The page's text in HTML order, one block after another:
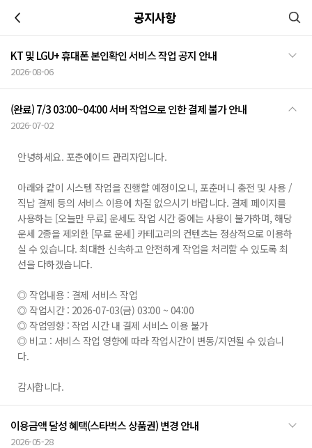
공지사항
KT 및 LGU+ 휴대폰 본인확인 서비스 작업 공지 안내
2026-08-06
(완료) 7/3 03:00~04:00 서버 작업으로 인한 결제 불가 안내
2026-07-02
안녕하세요. 포춘에이드 관리자입니다.
아래와 같이 시스템 작업을 진행할 예정이오니, 포춘머니 충전 및 사용 /
직납 결제 등의 서비스 이용에 차질 없으시기 바랍니다. 결제 페이지를
사용하는 [오늘만 무료] 운세도 작업 시간 중에는 사용이 불가하며, 해당
운세 2종을 제외한 [무료 운세] 카테고리의 컨텐츠는 정상적으로 이용하
실 수 있습니다. 최대한 신속하고 안전하게 작업을 처리할 수 있도록 최
선을 다하겠습니다.
◎ 작업내용 : 결제 서비스 작업
◎ 작업시간 : 2026-07-03(금) 03:00 ~ 04:00
◎ 작업영향 : 작업 시간 내 결제 서비스 이용 불가
◎ 비고 : 서비스 작업 영향에 따라 작업시간이 변동/지연될 수 있습니
다.
감사합니다.
이용금액 달성 혜택(스타벅스 상품권) 변경 안내
2026-05-28